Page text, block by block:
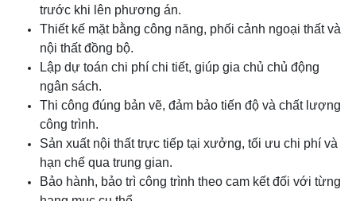
trước khi lên phương án.
Thiết kế mặt bằng công năng, phối cảnh ngoại thất và
nội thất đồng bộ.
Lập dự toán chi phí chi tiết, giúp gia chủ chủ động
ngân sách.
Thi công đúng bản vẽ, đảm bảo tiến độ và chất lượng
công trình.
Sản xuất nội thất trực tiếp tại xưởng, tối ưu chi phí và
hạn chế qua trung gian.
Bảo hành, bảo trì công trình theo cam kết đối với từng